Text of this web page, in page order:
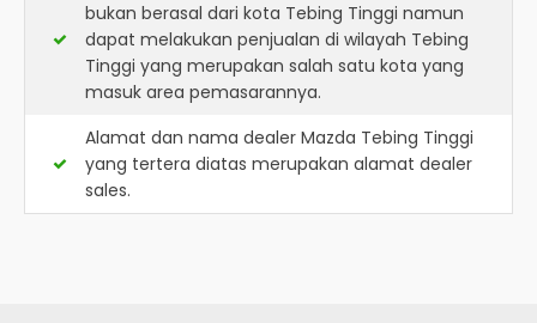
bukan berasal dari kota Tebing Tinggi namun
dapat melakukan penjualan di wilayah Tebing
Tinggi yang merupakan salah satu kota yang
masuk area pemasarannya.
Alamat dan nama dealer Mazda Tebing Tinggi
yang tertera diatas merupakan alamat dealer
sales.